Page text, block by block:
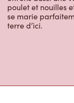
poulet et nouilles
se marie
terre d’ici.